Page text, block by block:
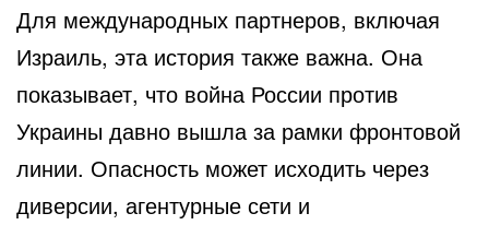
Для международных партнеров, включая
Израиль, эта история также важна. Она
показывает, что война России против
Украины давно вышла за рамки фронтовой
линии. Опасность может исходить через
диверсии, агентурные сети и